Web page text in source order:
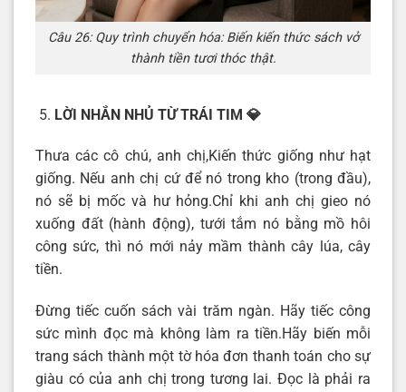
Câu 26: Quy trình chuyển hóa: Biến kiến thức sách vở
thành tiền tươi thóc thật.
LỜI NHẮN NHỦ TỪ TRÁI TIM 💎
Thưa các cô chú, anh chị,Kiến thức giống như hạt
giống. Nếu anh chị cứ để nó trong kho (trong đầu),
nó sẽ bị mốc và hư hỏng.Chỉ khi anh chị gieo nó
xuống đất (hành động), tưới tắm nó bằng mồ hôi
công sức, thì nó mới nảy mầm thành cây lúa, cây
tiền.
Đừng tiếc cuốn sách vài trăm ngàn. Hãy tiếc công
sức mình đọc mà không làm ra tiền.Hãy biến mỗi
trang sách thành một tờ hóa đơn thanh toán cho sự
giàu có của anh chị trong tương lai. Đọc là phải ra